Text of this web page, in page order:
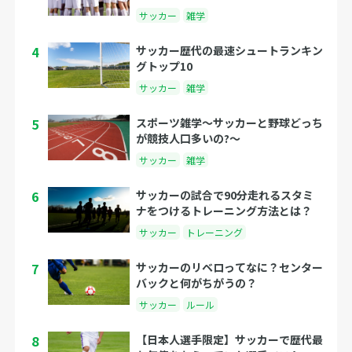
サッカー 雑学
4
サッカー歴代の最速シュートランキン
グトップ10
サッカー 雑学
5
スポーツ雑学～サッカーと野球どっち
が競技人口多いの?～
サッカー 雑学
6
サッカーの試合で90分走れるスタミ
ナをつけるトレーニング方法とは？
サッカー トレーニング
7
サッカーのリベロってなに？センター
バックと何がちがうの？
サッカー ルール
8
【日本人選手限定】サッカーで歴代最